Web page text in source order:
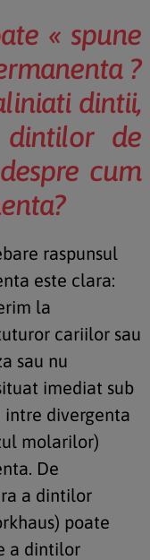
« spune
?
dintii,
dintilor de
cum
raspunsul
este clara:
la
cariilor sau
sau nu
imediat sub
divergenta
molarilor)
De
a dintilor
poate
a dintilor